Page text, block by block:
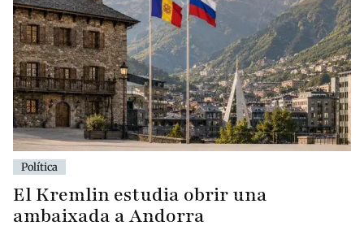
Política
El Kremlin estudia obrir una
ambaixada a Andorra